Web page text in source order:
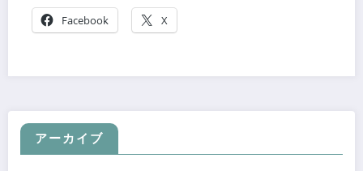
Facebook X
アーカイブ